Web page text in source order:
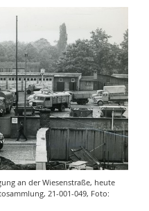
an der Wiesenstraße, heute
21-001-049, Foto: